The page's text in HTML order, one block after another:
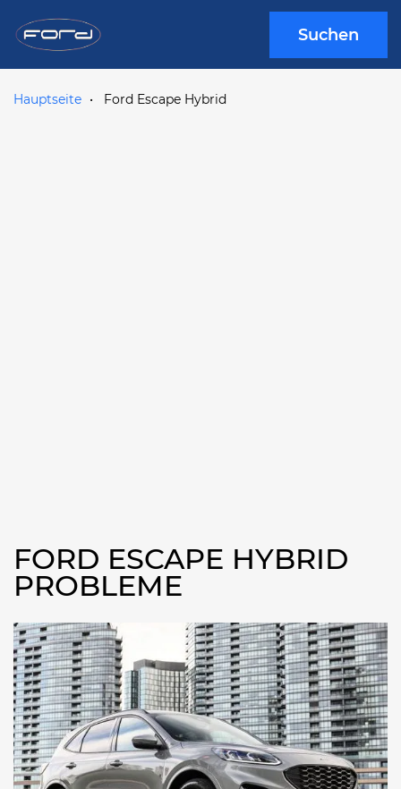
Suchen
Hauptseite Ford Escape Hybrid
FORD ESCAPE HYBRID
PROBLEME